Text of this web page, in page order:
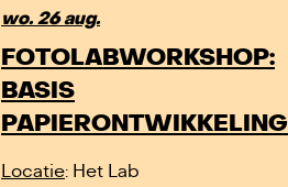
wo. 26 aug.
FOTOLABWORKSHOP:
BASIS
PAPIERONTWIKKELING
Locatie: Het Lab